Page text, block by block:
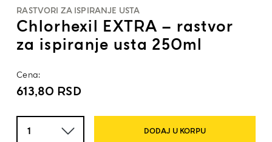
RASTVORI ZA ISPIRANJE USTA
Chlorhexil EXTRA – rastvor
za ispiranje usta 250ml
Cena:
613,80 RSD
DODAJ U KORPU